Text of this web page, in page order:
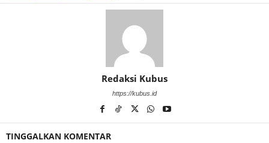
Redaksi Kubus
https://kubus.id
TINGGALKAN KOMENTAR